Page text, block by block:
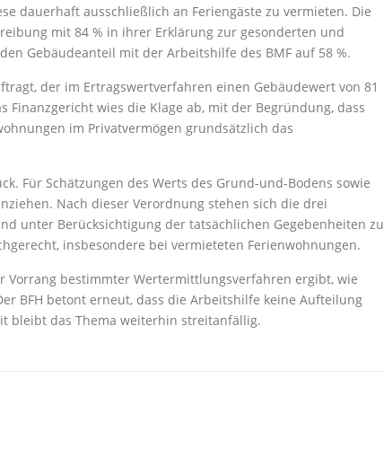
dauerhaft ausschließlich an Feriengäste zu vermieten. Die
mit 84 % in ihrer Erklärung zur gesonderten und
Gebäudeanteil mit der Arbeitshilfe des BMF auf 58 %.
der im Ertragswertverfahren einen Gebäudewert von 81
Finanzgericht wies die Klage ab, mit der Begründung, dass
im Privatvermögen grundsätzlich das
Für Schätzungen des Werts des Grund-und-Bodens sowie
Nach dieser Verordnung stehen sich die drei
unter Berücksichtigung der tatsächlichen Gegebenheiten zu
insbesondere bei vermieteten Ferienwohnungen.
Vorrang bestimmter Wertermittlungsverfahren ergibt, wie
BFH betont erneut, dass die Arbeitshilfe keine Aufteilung
bleibt das Thema weiterhin streitanfällig.